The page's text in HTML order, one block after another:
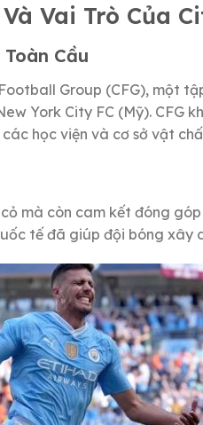
Vai Trò Của
Cầu
Group (CFG), một
York City FC (Mỹ). CFG
học viện và cơ sở vật
mà còn cam kết đóng
tế đã giúp đội bóng xây